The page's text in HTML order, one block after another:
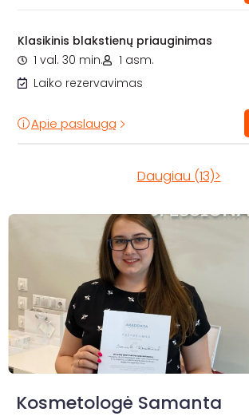
Klasikinis blakstienų priauginimas
1 val. 30 min.
1 asm.
Laiko rezervavimas
Apie paslaugą
Daugiau (13)>
Kosmetologė Samanta